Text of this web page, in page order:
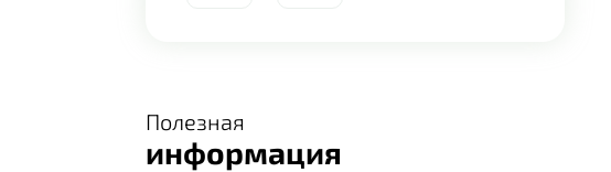
Полезная
информация